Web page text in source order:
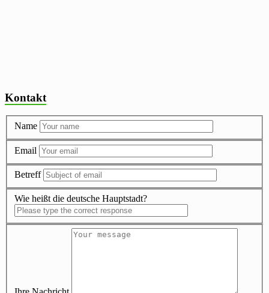
Kontakt
Name
Email
Betreff
Wie heißt die deutsche Hauptstadt?